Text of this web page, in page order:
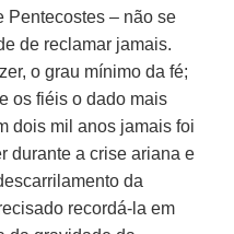
Pentecostes – não se
de reclamar jamais.
o grau mínimo da fé;
os fiéis o dado mais
dois mil anos jamais foi
durante a crise ariana e
da
recordá-la em